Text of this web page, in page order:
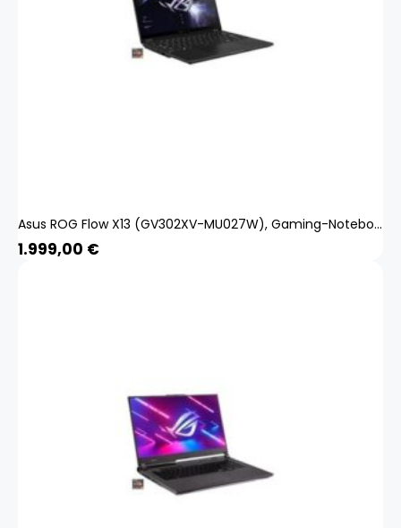
Asus ROG Flow X13 (GV302XV-MU027W), Gaming-Notebook
1.999,00 €